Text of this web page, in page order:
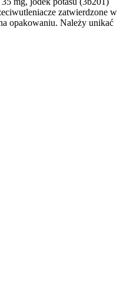
zatwierdzone w
opakowaniu. Należy unikać